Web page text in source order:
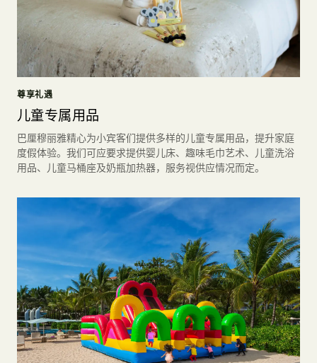
尊享礼遇
儿童专属用品
巴厘穆丽雅精心为小宾客们提供多样的儿童专属用品，提升家庭
度假体验。我们可应要求提供婴儿床、趣味毛巾艺术、儿童洗浴
用品、儿童马桶座及奶瓶加热器，服务视供应情况而定。